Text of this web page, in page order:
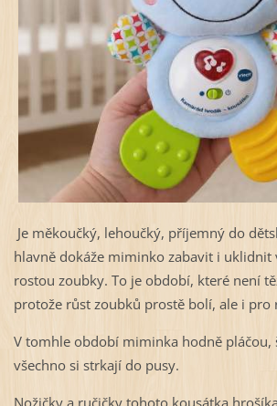
Je měkoučký, lehoučký, příjemný do
hlavně dokáže miminko zabavit i uklidnit
rostou zoubky. To je období, které není
protože růst zoubků prostě bolí, ale i pro
V tomhle období miminka hodně pláčou,
všechno si strkají do pusy.